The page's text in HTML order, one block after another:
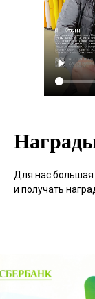
Для нас большая
и получать